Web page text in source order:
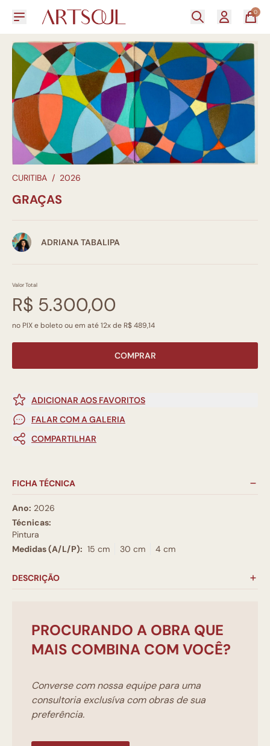
0
CURITIBA / 2026
GRAÇAS
ADRIANA TABALIPA
Valor Total
R$ 5.300,00
no PIX e boleto ou em até 12x de R$ 489,14
COMPRAR
ADICIONAR AOS FAVORITOS
FALAR COM A GALERIA
COMPARTILHAR
FICHA TÉCNICA
Ano: 2026
Técnicas:
Pintura
Medidas (A/L/P): 15 cm 30 cm 4 cm
DESCRIÇÃO
PROCURANDO A OBRA QUE
MAIS COMBINA COM VOCÊ?
Converse com nossa equipe para uma
consultoria exclusíva com obras de sua
preferência.